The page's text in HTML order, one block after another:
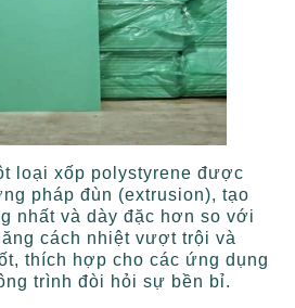
loại xốp polystyrene được
pháp đùn (extrusion), tạo
nhất và dày đặc hơn so với
cách nhiệt vượt trội và
thích hợp cho các ứng dụng
trình đòi hỏi sự bền bỉ.